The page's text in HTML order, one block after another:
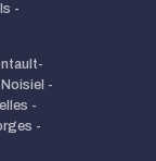
-
-
-
-